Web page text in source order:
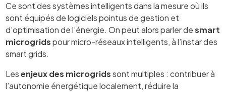
Ce sont des systèmes intelligents dans la mesure où ils
sont équipés de logiciels pointus de gestion et
d’optimisation de l’énergie. On peut alors parler desmart
microgridspour micro-réseaux intelligents, à l’instar des
smart grids.
Lesenjeux des microgridssont multiples : contribuer à
l’autonomie énergétique localement, réduire la